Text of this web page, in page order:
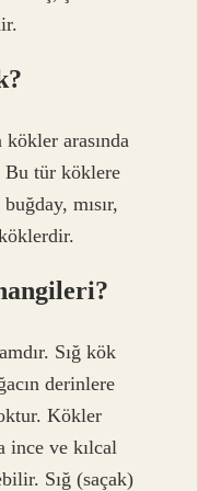
arasında
Bu tür köklere
mısır,
Sığ kök
derinlere
Kökler
ince ve kılcal
Sığ (saçak)